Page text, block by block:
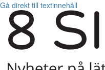
Gå direkt till textinnehåll